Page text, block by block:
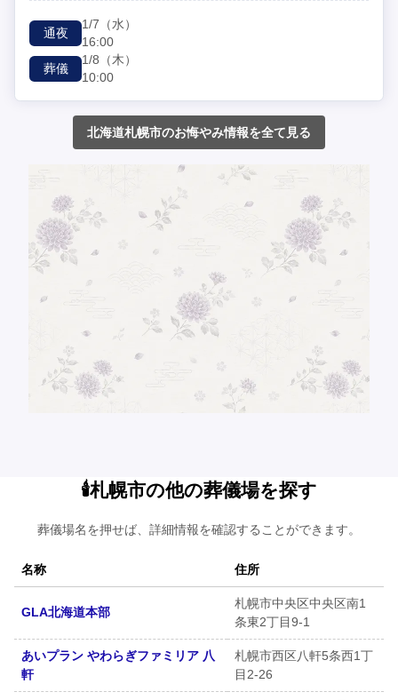
通夜
1/7 （水）
16:00
葬儀
1/8 （木）
10:00
北海道札幌市のお悔やみ情報を全て見る
🕯️札幌市の他の葬儀場を探す
葬儀場名を押せば、詳細情報を確認することができます。
名称 住所
GLA北海道本部
札幌市中央区中央区南1
条東2丁目9-1
あいプラン やわらぎファミリア 八
軒
札幌市西区八軒5条西1丁
目2-26